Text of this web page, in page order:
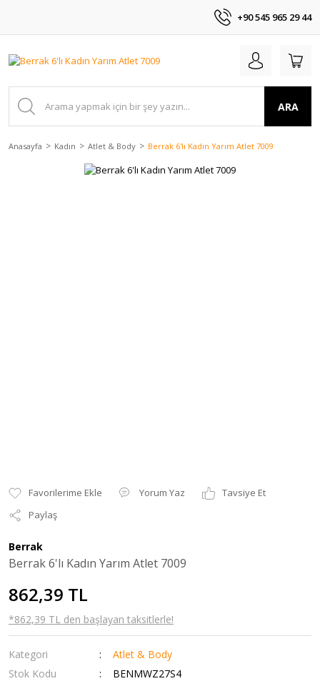
+90 545 965 29 44
ARA
Anasayfa Kadın Atlet & Body Berrak 6'lı Kadın Yarım Atlet 7009
Yorum Yaz
Tavsiye Et
Paylaş
Berrak
Berrak 6'lı Kadın Yarım Atlet 7009
862,39 TL
*862,39 TL den başlayan taksitlerle!
Kategori
Atlet & Body
Stok Kodu
BENMWZ27S4